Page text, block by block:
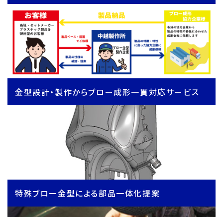
金型設計・製作からブロー成形一貫対応サービス
特殊ブロー金型による部品一体化提案